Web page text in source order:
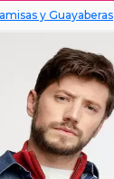
y Guayaberas